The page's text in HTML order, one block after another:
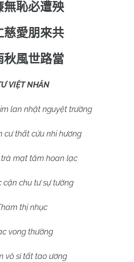
無恥必遭殃
慈愛朋來共
秋風世路當
VIỆT NHÂN
lan nhật nguyệt trường
cư thất cửu nhi hương
mạt tâm hoan lạc
cận chu tư sự tường
thị nhục
vong thường
vô sỉ tất tao ương